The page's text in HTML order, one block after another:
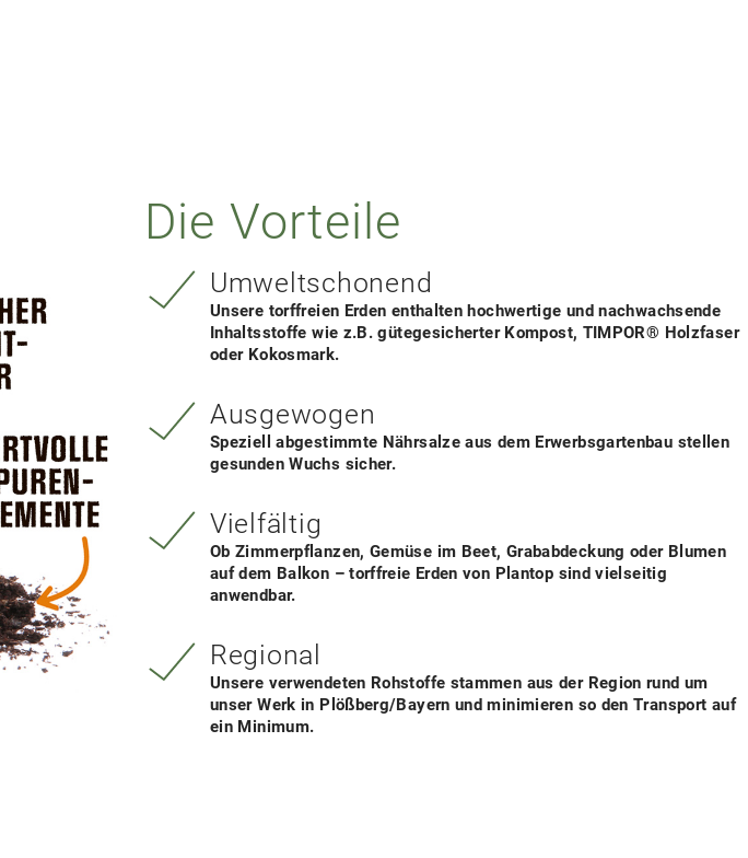
Die Vorteile
Umweltschonend
Unsere torffreien Erden enthalten hochwertige und nachwachsende
Inhaltsstoffe wie z.B. gütegesicherter Kompost, TIMPOR® Holzfaser
oder Kokosmark.
Ausgewogen
Speziell abgestimmte Nährsalze aus dem Erwerbsgartenbau stellen
gesunden Wuchs sicher.
Vielfältig
Ob Zimmerpflanzen, Gemüse im Beet, Grababdeckung oder Blumen
auf dem Balkon – torffreie Erden von Plantop sind vielseitig
anwendbar.
Regional
Unsere verwendeten Rohstoffe stammen aus der Region rund um
unser Werk in Plößberg/Bayern und minimieren so den Transport auf
ein Minimum.